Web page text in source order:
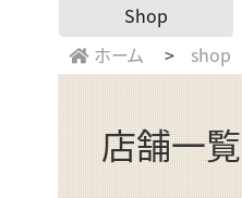
Shop
ホーム shop
店舗一覧